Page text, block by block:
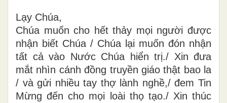
Lạy Chúa,
Chúa muốn cho hết thảy mọi người được
nhận biết Chúa / Chúa lại muốn đón nhận
tất cả vào Nước Chúa hiển trị./ Xin đưa
mắt nhìn cánh đồng truyền giáo thật bao la
/ và gửi nhiều tay thợ lành nghề,/ đem Tin
Mừng đến cho mọi loài thọ tạo./ Xin thúc